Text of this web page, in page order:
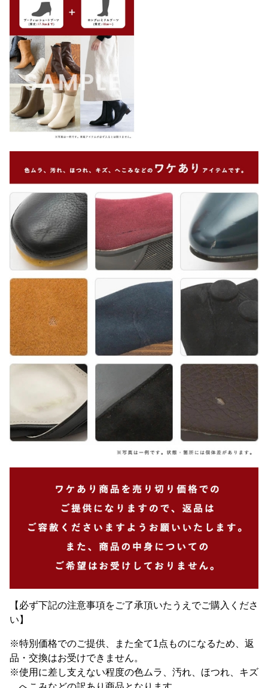
【必ず下記の注意事項をご了承頂いたうえでご購入くださ
い】
※特別価格でのご提供、また全て1点ものになるため、返
品・交換はお受けできません。
※使用に差し支えない程度の色ムラ、汚れ、ほつれ、キズ